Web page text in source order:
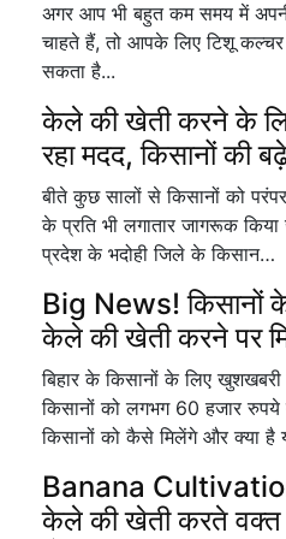
अगर आप भी बहुत कम समय में
चाहते हैं, तो आपके लिए टिशू कल्चर
सकता है...
केले की खेती करने के
रहा मदद, किसानों की
बीते कुछ सालों से किसानों को
के प्रति भी लगातार जागरूक किया
प्रदेश के भदोही जिले के किसान…
Big News! किसानों
केले की खेती करने पर
बिहार के किसानों के लिए खुशखबरी
किसानों को लगभग 60 हजार
किसानों को कैसे मिलेंगे और क्या है
Banana
केले की खेती करते वक्त